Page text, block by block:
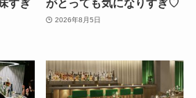
すぎ
がとっても気になりすぎ♡
2026年8月5日